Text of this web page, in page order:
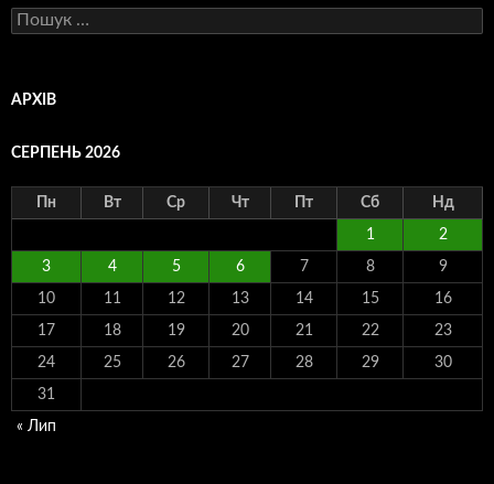
Пошук:
АРХІВ
СЕРПЕНЬ 2026
Пн Вт Ср Чт Пт Сб Нд
1 2
3 4 5 6 7 8 9
10 11 12 13 14 15 16
17 18 19 20 21 22 23
24 25 26 27 28 29 30
31
« Лип